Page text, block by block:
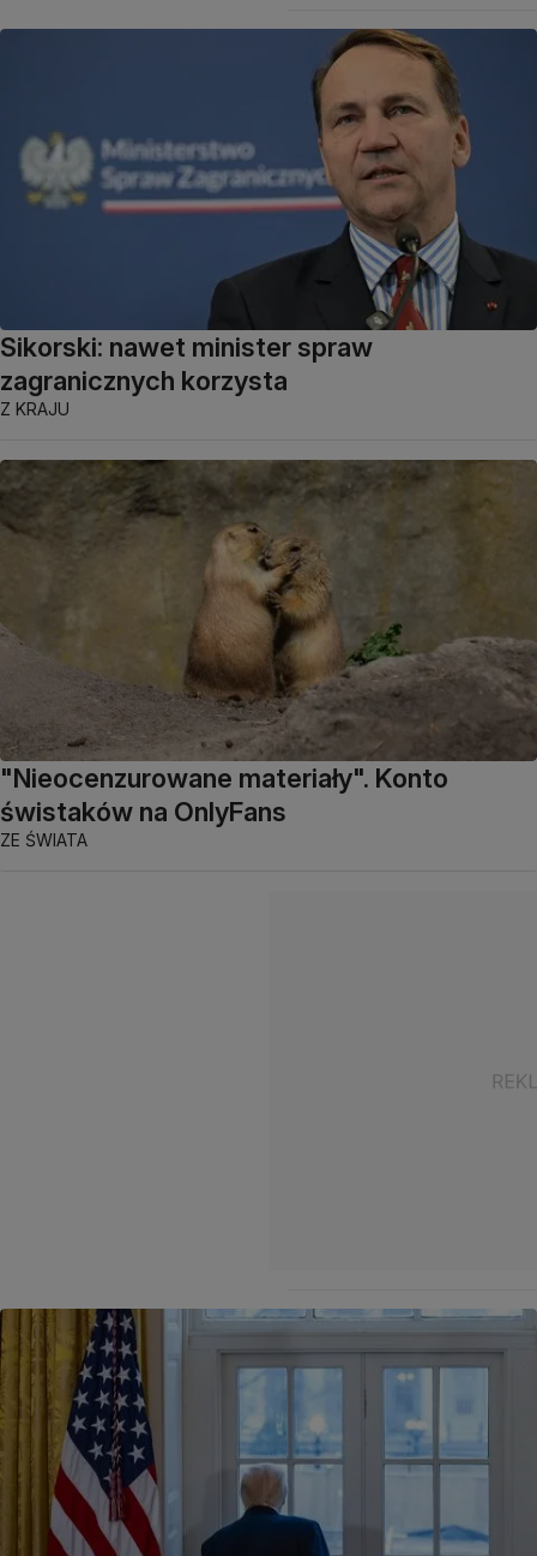
Sikorski: nawet minister spraw
zagranicznych korzysta
Z KRAJU
"Nieocenzurowane materiały". Konto
świstaków na OnlyFans
ZE ŚWIATA